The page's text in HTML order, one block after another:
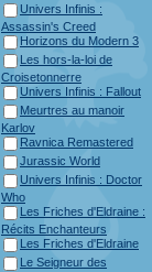
Univers Infinis :
Assassin's Creed
Horizons du Modern 3
Les hors-la-loi de
Croisetonnerre
Univers Infinis : Fallout
Meurtres au manoir
Karlov
Ravnica Remastered
Jurassic World
Univers Infinis : Doctor
Who
Les Friches d'Eldraine :
Récits Enchanteurs
Les Friches d'Eldraine
Le Seigneur des